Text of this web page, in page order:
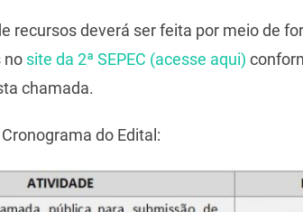
recursos deverá ser feita por meio de
no site da 2ª SEPEC (acesse aqui)
chamada.
do Edital: